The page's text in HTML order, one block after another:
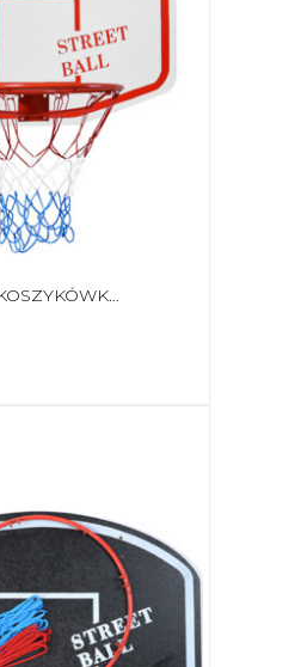
TABLICA DO KOSZYKÓWKI KIMET STREET BALL+OBRĘCZ BIAŁO-CZERWONA